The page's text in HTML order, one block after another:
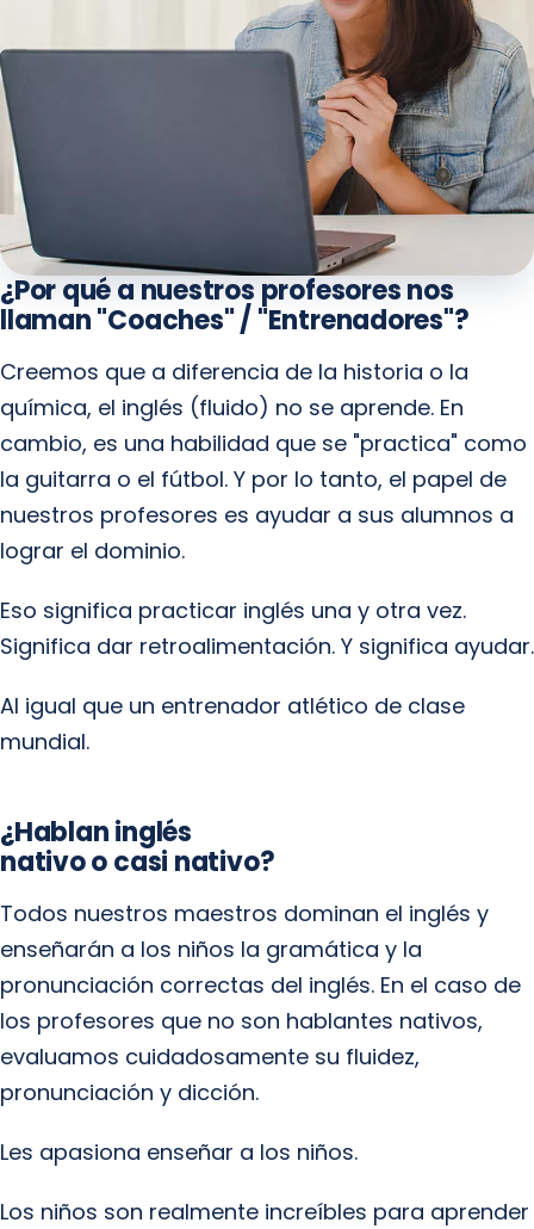
¿Por qué a nuestros profesores nos
llaman "Coaches" / "Entrenadores"?
Creemos que a diferencia de la historia o la
química, el inglés (fluido) no se aprende. En
cambio, es una habilidad que se "practica" como
la guitarra o el fútbol. Y por lo tanto, el papel de
nuestros profesores es ayudar a sus alumnos a
lograr el dominio.
Eso significa practicar inglés una y otra vez.
Significa dar retroalimentación. Y significa ayudar.
Al igual que un entrenador atlético de clase
mundial.
¿Hablan inglés
nativo o casi nativo?
Todos nuestros maestros dominan el inglés y
enseñarán a los niños la gramática y la
pronunciación correctas del inglés. En el caso de
los profesores que no son hablantes nativos,
evaluamos cuidadosamente su fluidez,
pronunciación y dicción.
Les apasiona enseñar a los niños.
Los niños son realmente increíbles para aprender